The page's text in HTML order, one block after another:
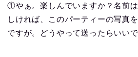
①やぁ。楽しんでいますか？名前
しければ、このパーティーの写真
ですが。どうやって送ったらいい